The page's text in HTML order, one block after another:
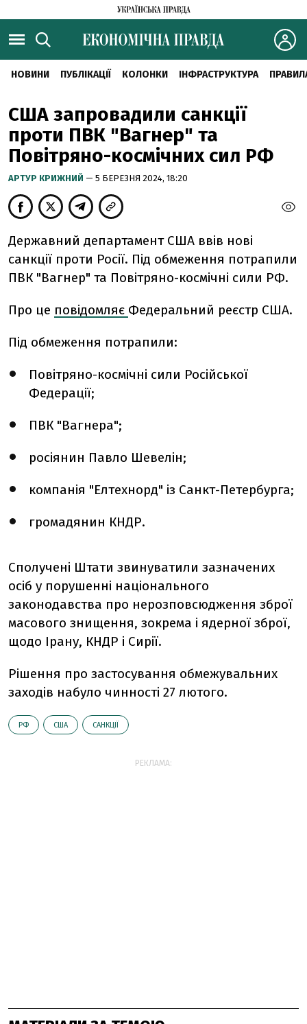
НОВИНИ ПУБЛІКАЦІЇ КОЛОНКИ ІНФРАСТРУКТУРА
США запровадили санкції
проти ПВК "Вагнер" та
Повітряно-космічних сил РФ
АРТУР КРИЖНИЙ — 5 БЕРЕЗНЯ 2024, 18:20
Державний департамент США ввів нові
санкції проти Росії. Під обмеження потрапили
ПВК "Вагнер" та Повітряно-космічні сили РФ.
Про це повідомляє Федеральний реєстр США.
Під обмеження потрапили:
Повітряно-космічні сили Російської
Федерації;
ПВК "Вагнера";
росіянин Павло Шевелін;
компанія "Елтехнорд" із Санкт-Петербурга;
громадянин КНДР.
Сполучені Штати звинуватили зазначених
осіб у порушенні національного
законодавства про нерозповсюдження зброї
масового знищення, зокрема і ядерної зброї,
щодо Ірану, КНДР і Сирії.
Рішення про застосування обмежувальних
заходів набуло чинності 27 лютого.
РФ США САНКЦІЇ
РЕКЛАМА: